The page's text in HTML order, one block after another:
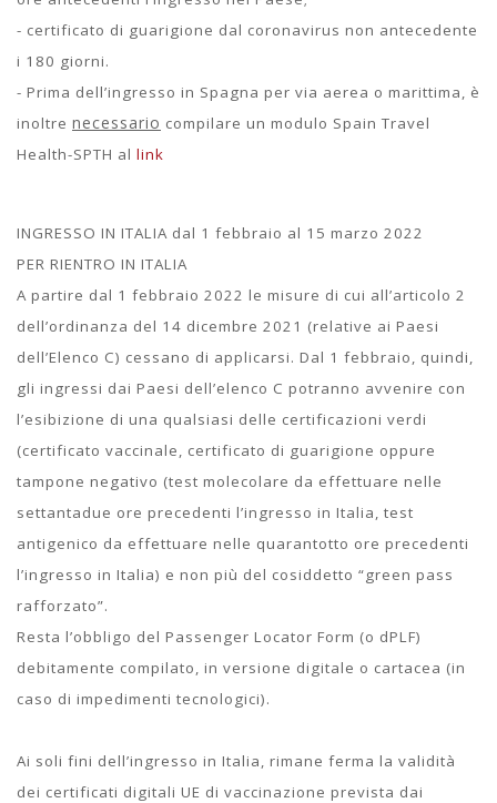
- certificato di guarigione dal coronavirus non antecedente
i 180 giorni.
- Prima dell’ingresso in Spagna per via aerea o marittima, è
inoltre necessario compilare un modulo Spain Travel
Health-SPTH al link
INGRESSO IN ITALIA dal 1 febbraio al 15 marzo 2022
PER RIENTRO IN ITALIA
A partire dal 1 febbraio 2022 le misure di cui all’articolo 2
dell’ordinanza del 14 dicembre 2021 (relative ai Paesi
dell’Elenco C) cessano di applicarsi. Dal 1 febbraio, quindi,
gli ingressi dai Paesi dell’elenco C potranno avvenire con
l’esibizione di una qualsiasi delle certificazioni verdi
(certificato vaccinale, certificato di guarigione oppure
tampone negativo (test molecolare da effettuare nelle
settantadue ore precedenti l’ingresso in Italia, test
antigenico da effettuare nelle quarantotto ore precedenti
l’ingresso in Italia) e non più del cosiddetto “green pass
rafforzato”.
Resta l’obbligo del Passenger Locator Form (o dPLF)
debitamente compilato, in versione digitale o cartacea (in
caso di impedimenti tecnologici).
Ai soli fini dell’ingresso in Italia, rimane ferma la validità
dei certificati digitali UE di vaccinazione prevista dai